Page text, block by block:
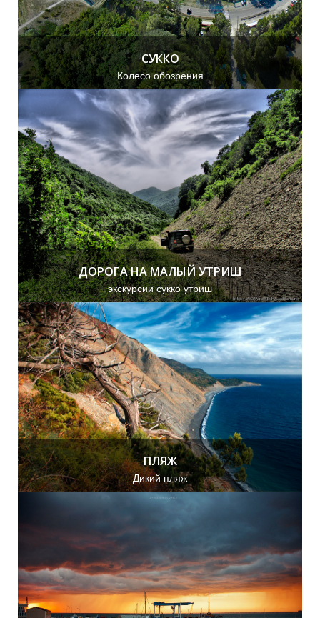
О
Т
СУККО
Колесо обозрения
ДОРОГА НА МАЛЫЙ УТРИШ
экскурсии сукко утриш
ПЛЯЖ
Дикий пляж
Н
Т